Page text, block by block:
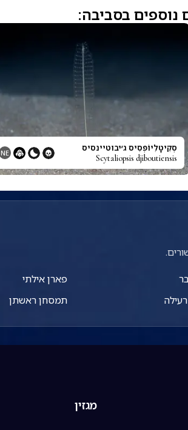
נוספים בסביבה:
סְקִיטָלִיוֹפְּסִיס ג׳יבוטיינסיס
Scytaliopsis djiboutiensis
NE
פארן אילתי
תמסחן ראשתן
מגזין